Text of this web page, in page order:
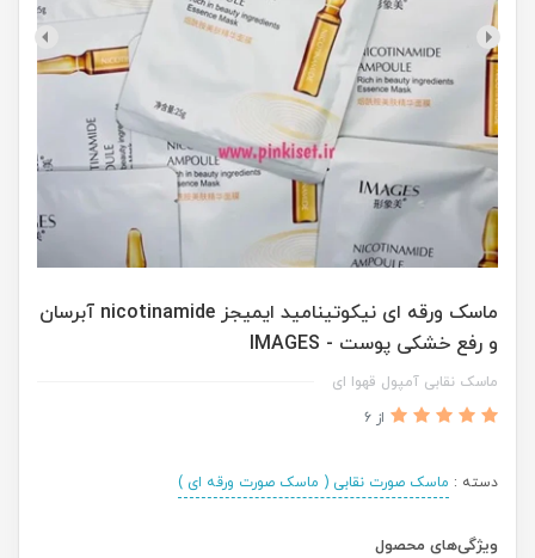
ماسک ورقه ای نیکوتینامید ایمیجز nicotinamide آبرسان
و رفع خشکی پوست - IMAGES
ماسک نقابی آمپول قهوا ای
از 6
دسته : ماسک صورت نقابی ( ماسک صورت ورقه ای )
ویژگی‌های محصول